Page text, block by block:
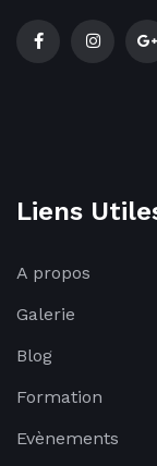
Liens
A propos
Galerie
Blog
Formation
Evènements